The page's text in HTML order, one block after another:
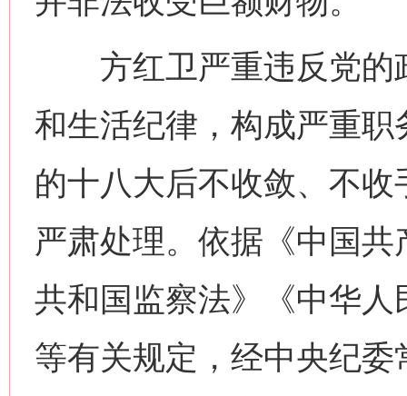
方红卫严重违反党的
和生活纪律，构成严重
的十八大后不收敛、不
严肃处理。依据《中国
共和国监察法》《中华
等有关规定，经中央纪